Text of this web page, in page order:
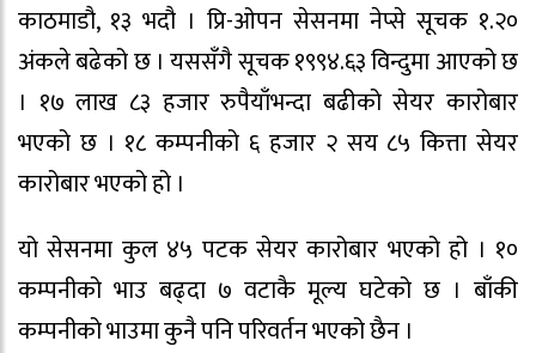
काठमाडौ, १३ भदौ । प्रि-ओपन सेसनमा नेप्से सूचक १.२०
अंकले बढेको छ । यससँगै सूचक १९९४.६३ विन्दुमा आएको छ
। १७ लाख ८३ हजार रुपैयाँभन्दा बढीको सेयर कारोबार
भएको छ । १८ कम्पनीको ६ हजार २ सय ८५ कित्ता सेयर
कारोबार भएको हो ।
यो सेसनमा कुल ४५ पटक सेयर कारोबार भएको हो । १०
कम्पनीको भाउ बढ्दा ७ वटाकै मूल्य घटेको छ । बाँकी
कम्पनीको भाउमा कुनै पनि परिवर्तन भएको छैन ।